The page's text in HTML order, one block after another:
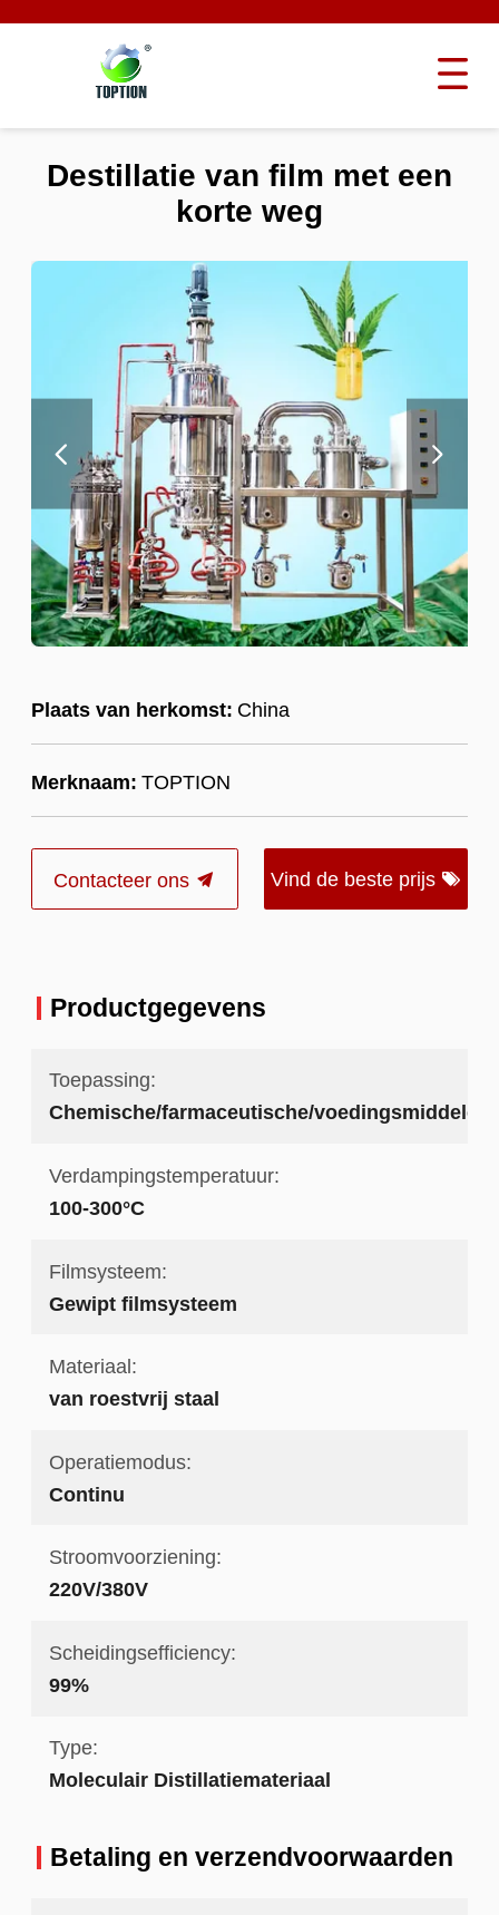
Plaats van herkomst: China
Merknaam: TOPTION
Contacteer ons Vind de beste prijs
Destillatie van film met een
korte weg
Productgegevens
Toepassing:
Chemische/farmaceutische/voedingsmiddelen
Verdampingstemperatuur:
100-300°C
Filmsysteem:
Gewipt filmsysteem
Materiaal:
van roestvrij staal
Operatiemodus:
Continu
Stroomvoorziening:
220V/380V
Scheidingsefficiency:
99%
Type:
Moleculair Distillatiemateriaal
Betaling en verzendvoorwaarden